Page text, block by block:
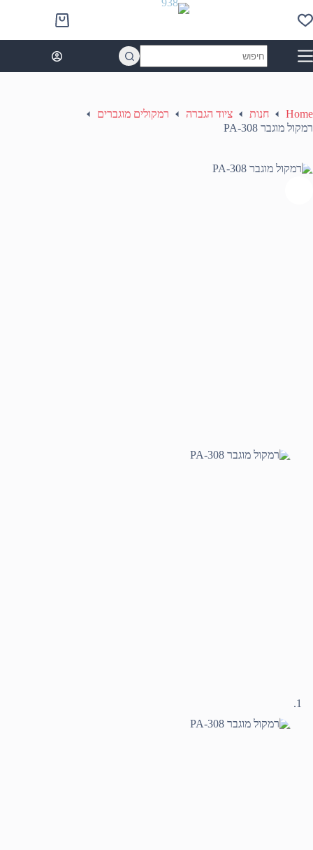
to
content
Shopping
cart
results
Home חנות ציוד הגברה
רמקולים מוגברים
רמקול מוגבר PA-308